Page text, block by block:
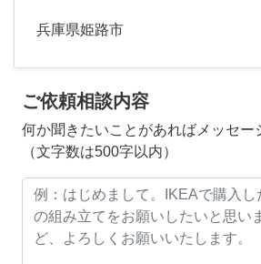
兵庫県姫路市
ご依頼相談内容
何か聞きたいことがあればメッセー
（文字数は500字以内）